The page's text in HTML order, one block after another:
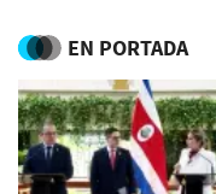
EN PORTADA